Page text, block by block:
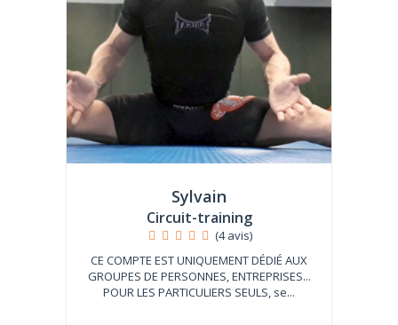
Sylvain
Circuit-training
(4 avis)
CE COMPTE EST UNIQUEMENT DÉDIÉ AUX
GROUPES DE PERSONNES, ENTREPRISES...
POUR LES PARTICULIERS SEULS, se...